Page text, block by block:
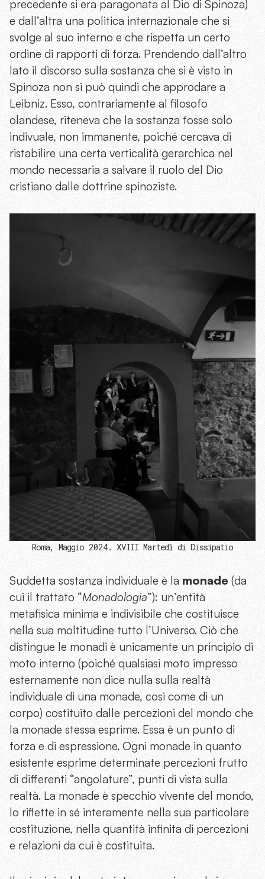
precedente si era paragonata al Dio di Spinoza)
e dall’altra una politica internazionale che si
svolge al suo interno e che rispetta un certo
ordine di rapporti di forza. Prendendo dall’altro
lato il discorso sulla sostanza che si è visto in
Spinoza non si può quindi che approdare a
Leibniz. Esso, contrariamente al filosofo
olandese, riteneva che la sostanza fosse solo
indivuale, non immanente, poiché cercava di
ristabilire una certa verticalità gerarchica nel
mondo necessaria a salvare il ruolo del Dio
cristiano dalle dottrine spinoziste.
Roma, Maggio 2024. XVIII Martedì di Dissipatio
Suddetta sostanza individuale è la monade (da
cui il trattato “Monadologia”): un’entità
metafisica minima e indivisibile che costituisce
nella sua moltitudine tutto l’Universo. Ciò che
distingue le monadi è unicamente un principio di
moto interno (poiché qualsiasi moto impresso
esternamente non dice nulla sulla realtà
individuale di una monade, così come di un
corpo) costituito dalle percezioni del mondo che
la monade stessa esprime. Essa è un punto di
forza e di espressione. Ogni monade in quanto
esistente esprime determinate percezioni frutto
di differenti “angolature”, punti di vista sulla
realtà. La monade è specchio vivente del mondo,
lo riflette in sé interamente nella sua particolare
costituzione, nella quantità infinita di percezioni
e relazioni da cui è costituita.